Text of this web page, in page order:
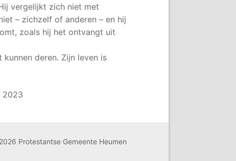
vergelijkt zich niet met
– zichzelf of anderen – en hij
zoals hij het ontvangt uit
deren. Zijn leven is
2023
Protestantse Gemeente Heumen